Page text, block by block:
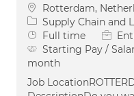
Location
Rotterdam,
Category
Supply Chain and
Job Type
Full time
Starting Pay /
month
Job